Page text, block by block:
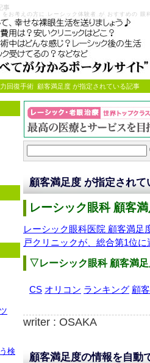
事
お考えの方に レーシック体験者 が おすすめの
回復手術 顧客満足度 が指定されている記事
顧客満足度 が指定されて
レーシック眼科 顧客
レーシック眼科医院 顧客満足
戸クリニックが、総合第1位
▽レーシック眼科 顧客満
CS オリコン ランキング 顧
writer : OSAKA
顧客満足度の情報を自動
検